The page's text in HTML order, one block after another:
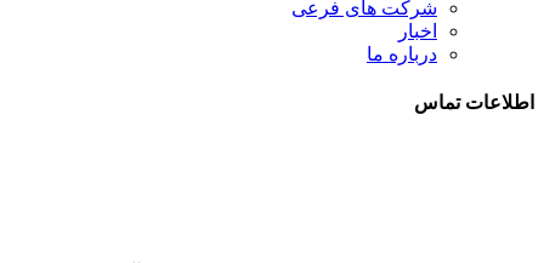
شرکت های فرعی
اخبار
درباره ما
اطلاعات تماس